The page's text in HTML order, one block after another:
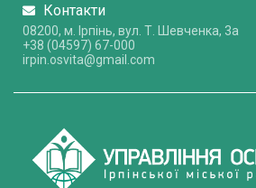
Контакти
08200, м. Ірпінь, вул. Т. Шевченка, 3a
+38 (04597) 67-000
irpin.osvita@gmail.com